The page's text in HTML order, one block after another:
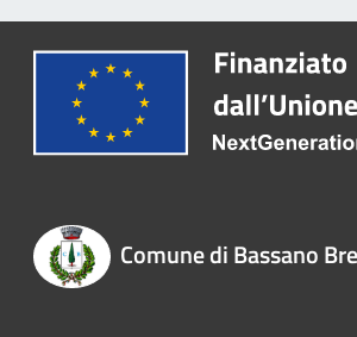
Comune di Bassano